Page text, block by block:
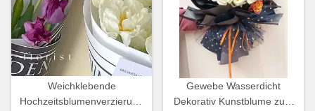
Weichklebende
Hochzeitsblumenverzierung
Gewebe Wasserdicht
Dekorativ Kunstblume zum